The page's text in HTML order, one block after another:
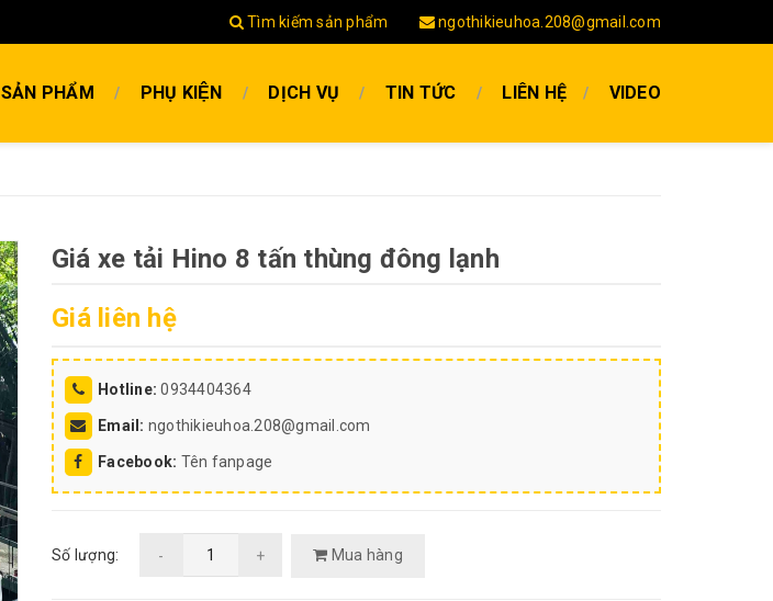
Tìm kiếm sản phẩm ngothikieuhoa.208@gmail.com
SẢN PHẨM PHỤ KIỆN DỊCH VỤ TIN TỨC LIÊN HỆ VIDEO
Giá xe tải Hino 8 tấn thùng đông lạnh
Giá liên hệ
Hotline: 0934404364
Email: ngothikieuhoa.208@gmail.com
Facebook: Tên fanpage
Số lượng: - + Mua hàng